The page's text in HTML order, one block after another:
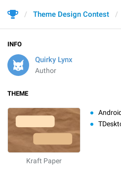
Theme Design Contest
INFO
Quirky Lynx
Author
THEME
Kraft Paper